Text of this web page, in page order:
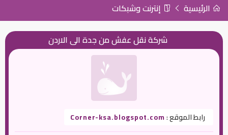
الرئيسية إنترنت وشبكات
شركة نقل عفش من جدة الى الاردن
رابط الموقع :Corner-ksa.blogspot.com